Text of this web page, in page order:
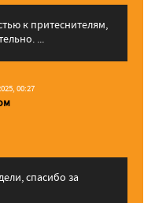
к притеснителям,
...
00:27
спасибо за